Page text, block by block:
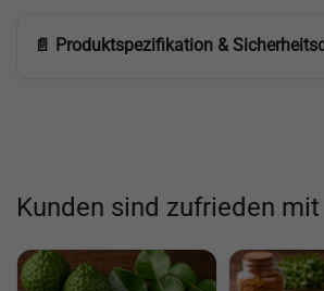
📄 Produktspezifikation &
Kunden sind zufrieden mit